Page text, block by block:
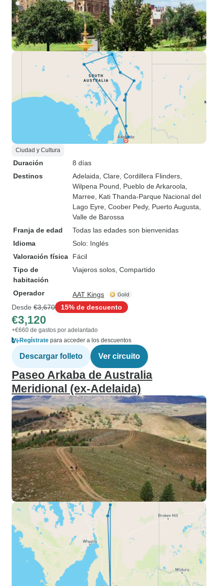
Ciudad y Cultura
Duración
8 días
Destinos
Adelaida , Clare , Cordillera Flinders
Wilpena Pound , Pueblo de Arkaroola
Marree , Kati Thanda-Parque Nacional del
Lago Eyre , Coober Pedy, Puerto Augusta
Valle de Barossa
Franja de edad
Todas las edades son bienvenidas
Idioma
Solo: Inglés
Valoración física
Fácil
Tipo de
habitación
Viajeros solos, Compartido
Operador
AAT Kings
Desde €3,670 15% de descuento
€3,120
+€660 de gastos por adelantado
Regístrate para acceder a los descuentos
Descargar folleto Ver circuito
Paseo Arkaba de Australia
Meridional (ex-Adelaida)